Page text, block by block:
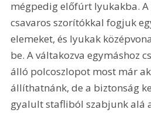
mégpedig előfúrt lyukakba.
csavaros szorítókkal fogjuk
elemeket, és lyukak
be. A váltakozva egymáshoz
álló polcoszlopot most már
állíthatnánk, de a biztonság
gyalult stafliból szabjunk alá